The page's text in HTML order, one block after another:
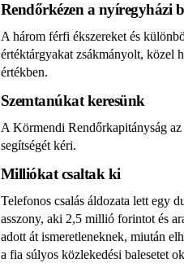
Rendőrkézen a nyíregyházi
A három férfi ékszereket és
értéktárgyakat zsákmányolt, közel
értékben.
Szemtanúkat keresünk
A Körmendi Rendőrkapitányság
segítségét kéri.
Milliókat csaltak ki
Telefonos csalás áldozata lett egy
asszony, aki 2,5 millió forintot és
adott át ismeretleneknek, miután
a fia súlyos közlekedési balesetet